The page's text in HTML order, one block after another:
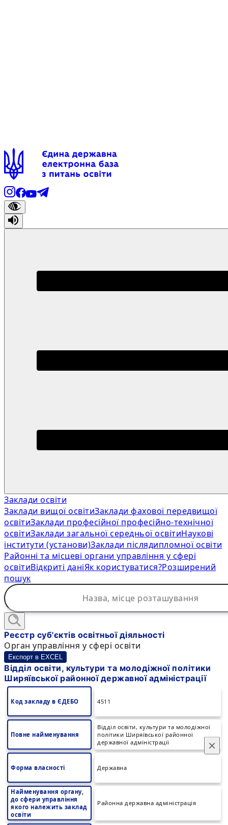
Заклади освіти
Заклади вищої освітиЗаклади фахової передвищої
освітиЗаклади професійної професійно-технічної
освітиЗаклади загальної середньої освітиНаукові
інститути (установи)Заклади післядипломної освіти
Районні та місцеві органи управління у сфері
освітиВідкриті даніЯк користуватися?Розширений
пошук
×
Реєстр суб'єктів освітньої діяльності
Орган управління у сфері освіти
Експорт в EXCEL
Відділ освіти, культури та молодіжної політики
Ширяївської районної державної адміністрації
Код закладу в ЄДЕБО 4511
Повне найменування
Відділ освіти, культури та молодіжної
політики Ширяївської районної
державної адміністрації
Форма власності Державна
Найменування органу,
до сфери управління
якого належить заклад
освіти
Районна державна адміністрація